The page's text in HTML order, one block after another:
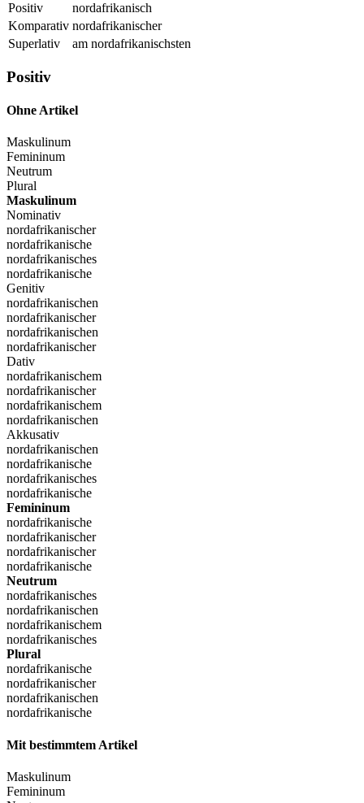
Positiv
nordafrikanisch
Komparativ nordafrikanischer
Superlativ
am nordafrikanischsten
Positiv
Ohne Artikel
Maskulinum
Femininum
Neutrum
Plural
Maskulinum
Nominativ
nordafrikanischer
nordafrikanische
nordafrikanisches
nordafrikanische
Genitiv
nordafrikanischen
nordafrikanischer
nordafrikanischen
nordafrikanischer
Dativ
nordafrikanischem
nordafrikanischer
nordafrikanischem
nordafrikanischen
Akkusativ
nordafrikanischen
nordafrikanische
nordafrikanisches
nordafrikanische
Femininum
nordafrikanische
nordafrikanischer
nordafrikanischer
nordafrikanische
Neutrum
nordafrikanisches
nordafrikanischen
nordafrikanischem
nordafrikanisches
Plural
nordafrikanische
nordafrikanischer
nordafrikanischen
nordafrikanische
Mit bestimmtem Artikel
Maskulinum
Femininum